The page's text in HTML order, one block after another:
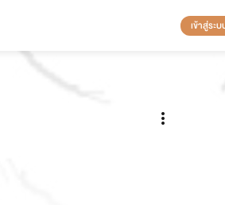
เข้าสู่ระ